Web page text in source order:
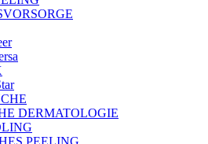
DERMATOLOGIE
PEELING